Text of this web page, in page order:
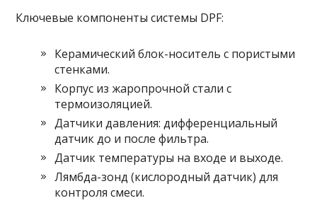
Ключевые компоненты системы DPF:
Керамический блок-носитель с пористыми
стенками.
Корпус из жаропрочной стали с
термоизоляцией.
Датчики давления: дифференциальный
датчик до и после фильтра.
Датчик температуры на входе и выходе.
Лямбда-зонд (кислородный датчик) для
контроля смеси.